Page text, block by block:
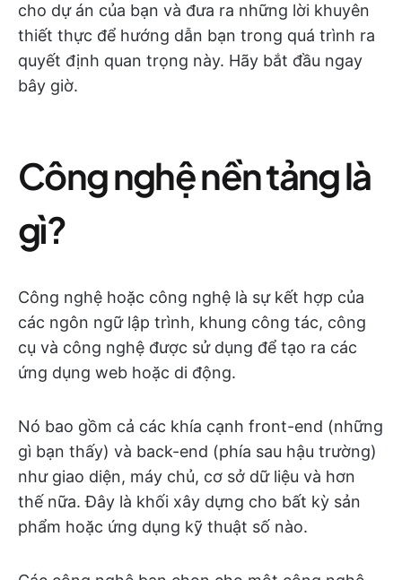
cho dự án của bạn và đưa ra những lời khuyên
thiết thực để hướng dẫn bạn trong quá trình ra
quyết định quan trọng này. Hãy bắt đầu ngay
bây giờ.
Công nghệ nền tảng là
gì?
Công nghệ hoặc công nghệ là sự kết hợp của
các ngôn ngữ lập trình, khung công tác, công
cụ và công nghệ được sử dụng để tạo ra các
ứng dụng web hoặc di động.
Nó bao gồm cả các khía cạnh front-end (những
gì bạn thấy) và back-end (phía sau hậu trường)
như giao diện, máy chủ, cơ sở dữ liệu và hơn
thế nữa. Đây là khối xây dựng cho bất kỳ sản
phẩm hoặc ứng dụng kỹ thuật số nào.